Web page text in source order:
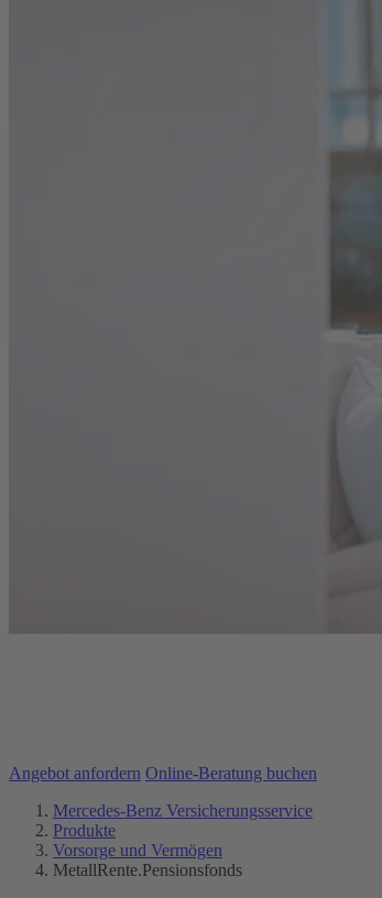
Angebot anfordern Online-Beratung buchen
Mercedes-Benz Versicherungsservice
Produkte
Vorsorge und Vermögen
MetallRente.Pensionsfonds